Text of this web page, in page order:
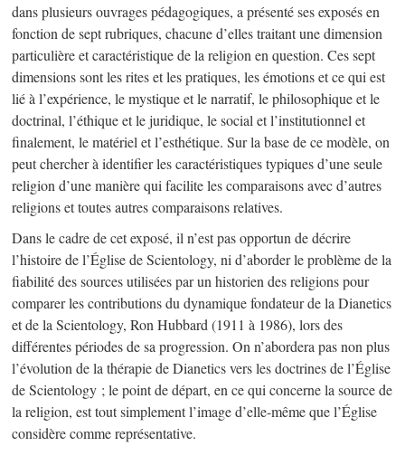
dans plusieurs ouvrages pédagogiques, a présenté ses exposés en
fonction de sept rubriques, chacune d’elles traitant une dimension
particulière et caractéristique de la religion en question. Ces sept
dimensions sont les rites et les pratiques, les émotions et ce qui est
lié à l’expérience, le mystique et le narratif, le philosophique et le
doctrinal, l’éthique et le juridique, le social et l’institutionnel et
finalement, le matériel et l’esthétique. Sur la base de ce modèle, on
peut chercher à identifier les caractéristiques typiques d’une seule
religion d’une manière qui facilite les comparaisons avec d’autres
religions et toutes autres comparaisons relatives.
Dans le cadre de cet exposé, il n’est pas opportun de décrire
l’histoire de l’Église de Scientology, ni d’aborder le problème de la
fiabilité des sources utilisées par un historien des religions pour
comparer les contributions du dynamique fondateur de la Dianetics
et de la Scientology, Ron Hubbard (1911 à 1986), lors des
différentes périodes de sa progression. On n’abordera pas non plus
l’évolution de la thérapie de Dianetics vers les doctrines de l’Église
de Scientology ; le point de départ, en ce qui concerne la source de
la religion, est tout simplement l’image d’elle-même que l’Église
considère comme représentative.